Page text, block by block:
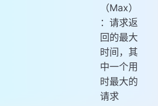
（Max）
：请求返
回的最大
时间，其
中一个用
时最大的
请求